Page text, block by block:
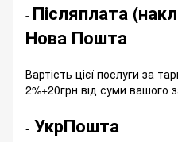
- Післяплата
Нова Пошта
Вартість цієї послуги за
2%+20грн від суми вашого
- УкрПошта